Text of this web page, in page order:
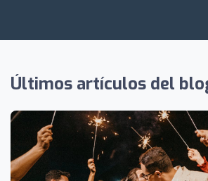
Últimos artículos del